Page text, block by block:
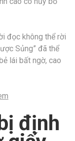
đọc không thể rời
Sủng” đã thể
lái bất ngờ, cao
định